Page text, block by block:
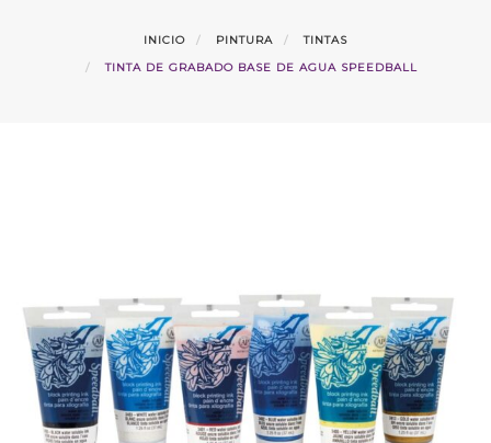
INICIO PINTURA
TINTAS
TINTA DE GRABADO BASE DE AGUA SPEEDBALL